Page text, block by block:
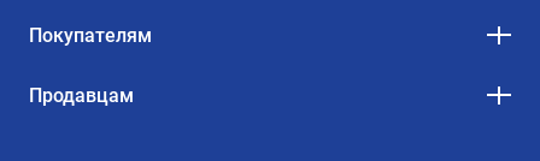
Покупателям
Продавцам